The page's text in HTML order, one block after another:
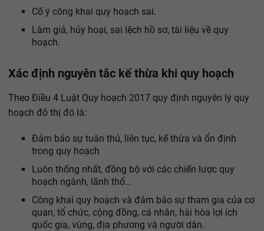
Cố ý công khai quy hoạch sai.
Làm giả, hủy hoại, sai lệch hồ sơ, tài liệu về quy
hoạch.
Xác định nguyên tắc kế thừa khi quy hoạch
Theo Điều 4 Luật Quy hoạch 2017 quy định nguyên lý quy
hoạch đô thị đó là:
Đảm bảo sự tuân thủ, liên tục, kế thừa và ổn định
trong quy hoạch
Luôn thống nhất, đồng bộ với các chiến lược quy
hoạch ngành, lãnh thổ…
Công khai quy hoạch và đảm bảo sự tham gia của cơ
quan, tổ chức, cộng đồng, cá nhân, hài hòa lợi ích
quốc gia, vùng, địa phương và người dân.